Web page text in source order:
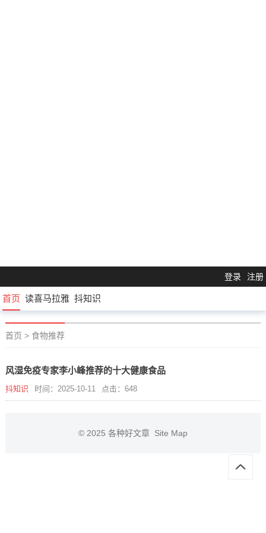
登录 注册
首页 读喜马拉雅 抖知识
首页 > 食物推荐
风湿免疫专家李小峰推荐的十大健康食品
抖知识 时间：2025-10-11 点击：648
© 2025 各种好文章 Site Map